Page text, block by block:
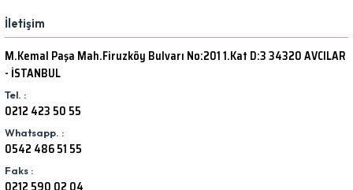
İletişim
M.Kemal Paşa Mah.Firuzköy Bulvarı No:201 1.Kat D:3 34320 AVCILAR
- İSTANBUL
Tel. :
0212 423 50 55
Whatsapp. :
0542 486 51 55
Faks :